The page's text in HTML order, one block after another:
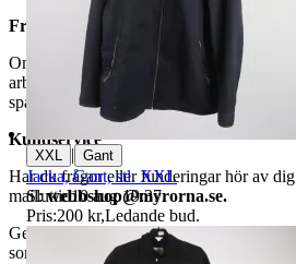
Frakt
Om du har valt frakt kommer din vara att
arbetsdagar. När din vara har lämnat vårt
spårningsnummer av DSV inom kort där
Kundservice
Har du frågor eller funderingar hör av
mail:webbshop@myrorna.se.
Genom att buda på våra annonser
som du hittar på vår infosida här på
XXL | Gant
Jacka, Gant, stl. XXL
Sluttid10 aug 19:37.
Pris:200 kr,Ledande bud.